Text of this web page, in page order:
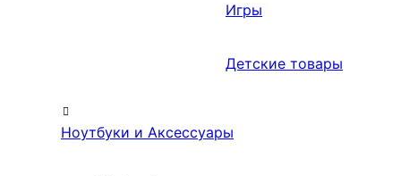
Игры
Детские товары
Ноутбуки и Аксессуары